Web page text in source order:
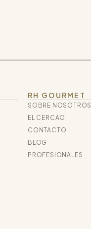
RH GOURMET
SOBRE NOSOTROS
EL CERCAO
CONTACTO
BLOG
PROFESIONALES